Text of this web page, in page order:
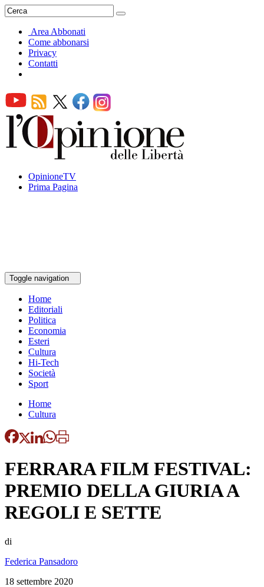
Area Abbonati
Come abbonarsi
Privacy
Contatti
OpinioneTV
Prima Pagina
Toggle navigation
Home
Editoriali
Politica
Economia
Esteri
Cultura
Hi-Tech
Società
Sport
Home
Cultura
FERRARA FILM FESTIVAL:
PREMIO DELLA GIURIA A
REGOLI E SETTE
di
Federica Pansadoro
18 settembre 2020